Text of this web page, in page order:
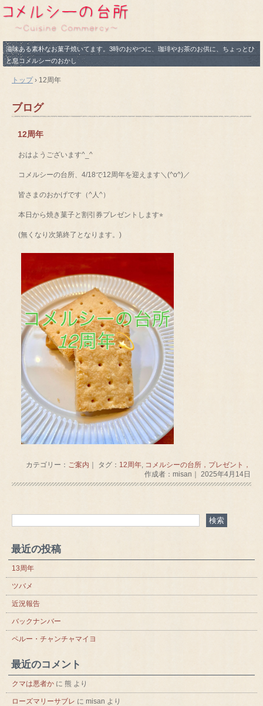
滋味ある素朴なお菓子焼いてます。3時のおやつに、珈琲やお茶のお供に、ちょっとひ
と息コメルシーのおかし
トップ› 12周年
ブログ
12周年
おはようございます^_^
コメルシーの台所、4/18で12周年を迎えます＼(^o^)／
皆さまのおかげです（^人^）
本日から焼き菓子と割引券プレゼントします⭐︎
(無くなり次第終了となります。)
カテゴリー： ご案内 ｜ タグ： 12周年, コメルシーの台所，プレゼント，
作成者：misan｜ 2025年4月14日
最近の投稿
13周年
ツバメ
近況報告
バックナンバー
ペルー・チャンチャマイヨ
最近のコメント
クマは悪者か に 熊 より
ローズマリーサブレ に misan より